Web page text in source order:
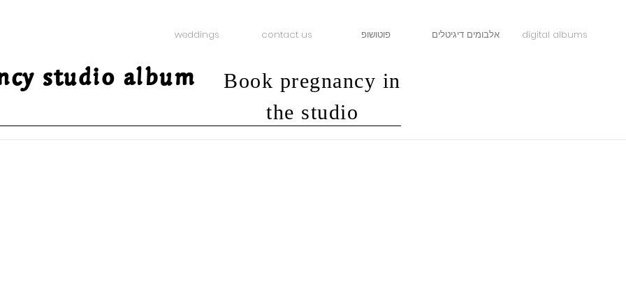
digital albums אלבומים דיגיטלים פוטושופ contact us
weddings
studio album
Book pregnancy in
the studio